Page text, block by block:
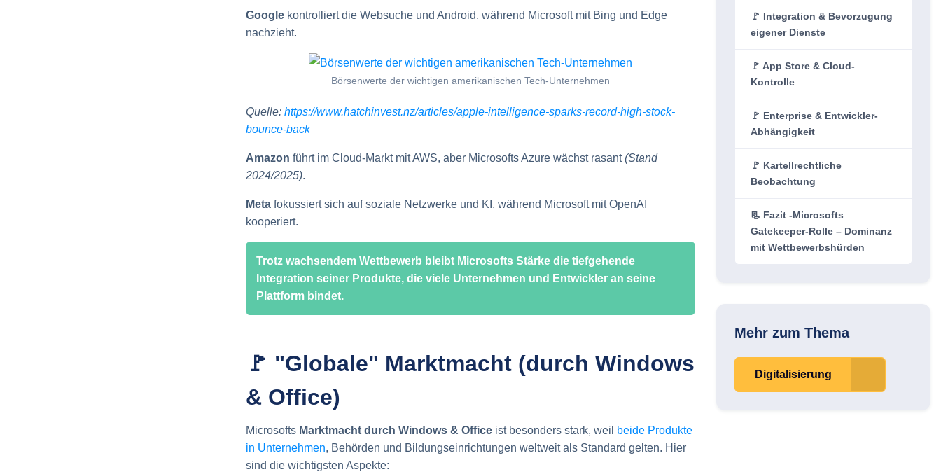
Google kontrolliert die Websuche und Android, während Microsoft mit Bing und Edge
nachzieht.
Börsenwerte der wichtigen amerikanischen Tech-Unternehmen
Quelle: https://www.hatchinvest.nz/articles/apple-intelligence-sparks-record-high-stock-
bounce-back
Amazon führt im Cloud-Markt mit AWS, aber Microsofts Azure wächst rasant(Stand
2024/2025).
Meta fokussiert sich auf soziale Netzwerke und KI, während Microsoft mit OpenAI
kooperiert.
Trotz wachsendem Wettbewerb bleibt Microsofts Stärke die tiefgehende
Integration seiner Produkte, die viele Unternehmen und Entwickler an seine
Plattform bindet.
🚩 "Globale" Marktmacht (durch Windows
& Office)
Microsofts Marktmacht durch Windows & Office ist besonders stark, weil
beide Produkte
in Unternehmen, Behörden und Bildungseinrichtungen weltweit als Standard gelten. Hier
sind die wichtigsten Aspekte:
🚩 Integration & Bevorzugung
eigener Dienste
🚩 App Store & Cloud-
Kontrolle
🚩 Enterprise & Entwickler-
Abhängigkeit
🚩 Kartellrechtliche
Beobachtung
📃 Fazit -Microsofts
Gatekeeper-Rolle – Dominanz
mit Wettbewerbshürden
Mehr zum Thema
Digitalisierung